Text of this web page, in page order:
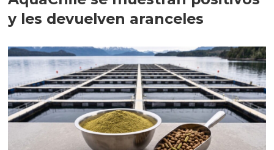
y les devuelven aranceles